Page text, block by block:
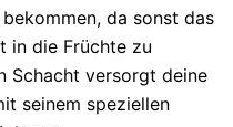
da sonst das
in die Früchte zu
Schacht versorgt deine
seinem speziellen